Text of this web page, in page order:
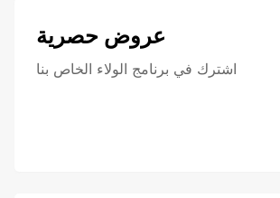
عروض حصرية
اشترك في برنامج الولاء الخاص بنا